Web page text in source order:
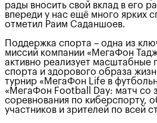
рады вносить свой вклад в его
впереди у нас ещё много ярких
отметил Раим Саданшоев.
Поддержка спорта – одна из
миссий компании «МегаФон
активно реализует масштабные
спорта и здорового образа
турнир «МегаФон Life в
«МегаФон Football Day: матч со
соревнования по киберспорту,
участников и зрителей по всей